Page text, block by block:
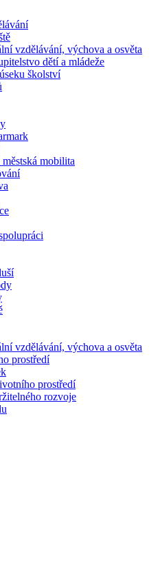
vzdělávání, výchova a osvěta
dětí a mládeže
školství
mobilita
vzdělávání, výchova a osvěta
prostředí
prostředí
rozvoje